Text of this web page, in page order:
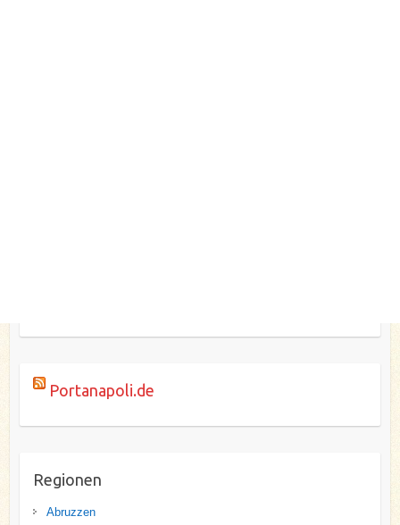
Portanapoli.de
Regionen
Abruzzen